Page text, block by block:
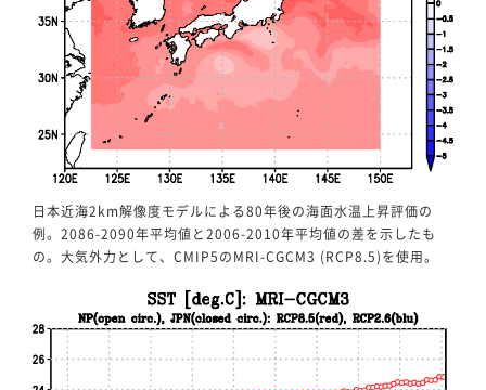
日本近海2km解像度モデルによる80年後の海面水温上昇評価の
例。2086-2090年平均値と2006-2010年平均値の差を示したも
の。大気外力として、CMIP5のMRI-CGCM3 (RCP8.5)を使用。